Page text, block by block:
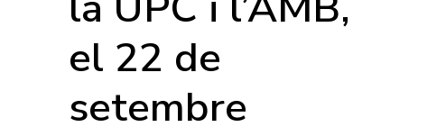
el 22 de
setembre